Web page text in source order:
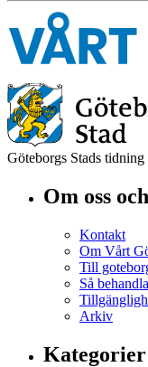
Göteborgs Stads tidning
Om oss
Kontakt
Om Vårt
Till
Så
Arkiv
Kategorier